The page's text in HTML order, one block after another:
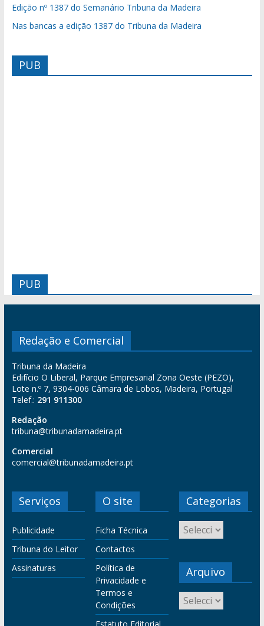
Edição nº 1387 do Semanário Tribuna da Madeira
Nas bancas a edição 1387 do Tribuna da Madeira
PUB
PUB
Redação e Comercial
Tribuna da Madeira
Edifício O Liberal, Parque Empresarial Zona Oeste (PEZO),
Lote n.º 7, 9304-006 Câmara de Lobos, Madeira, Portugal
Telef.: 291 911300
Redação
tribuna@tribunadamadeira.pt
Comercial
comercial@tribunadamadeira.pt
Serviços
Publicidade
Tribuna do Leitor
Assinaturas
O site
Ficha Técnica
Contactos
Política de
Privacidade e
Termos e
Condições
Categorias
Arquivo